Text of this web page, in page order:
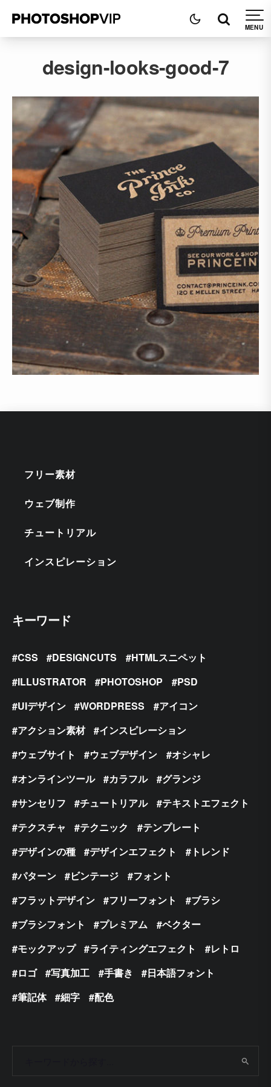
design-looks-good-7
フリー素材
ウェブ制作
チュートリアル
インスピレーション
キーワード
CSS DESIGNCUTS
HTMLスニペット
ILLUSTRATOR
PHOTOSHOP
PSD
UIデザイン
WORDPRESS
アイコン
アクション素材
インスピレーション
ウェブサイト
ウェブデザイン
オシャレ
オンラインツール
カラフル
グランジ
サンセリフ
チュートリアル
テキストエフェクト
テクスチャ
テクニック
テンプレート
デザインの種
デザインエフェクト
トレンド
パターン
ビンテージ
フォント
フラットデザイン
フリーフォント
ブラシ
ブラシフォント
プレミアム
ベクター
モックアップ
ライティングエフェクト
レトロ
ロゴ
写真加工 手書き
日本語フォント
筆記体
細字 配色